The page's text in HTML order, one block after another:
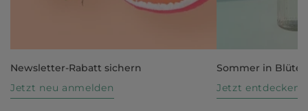
Newsletter-Rabatt sichern
Jetzt neu anmelden
Sommer in Blüte
Jetzt entdecken